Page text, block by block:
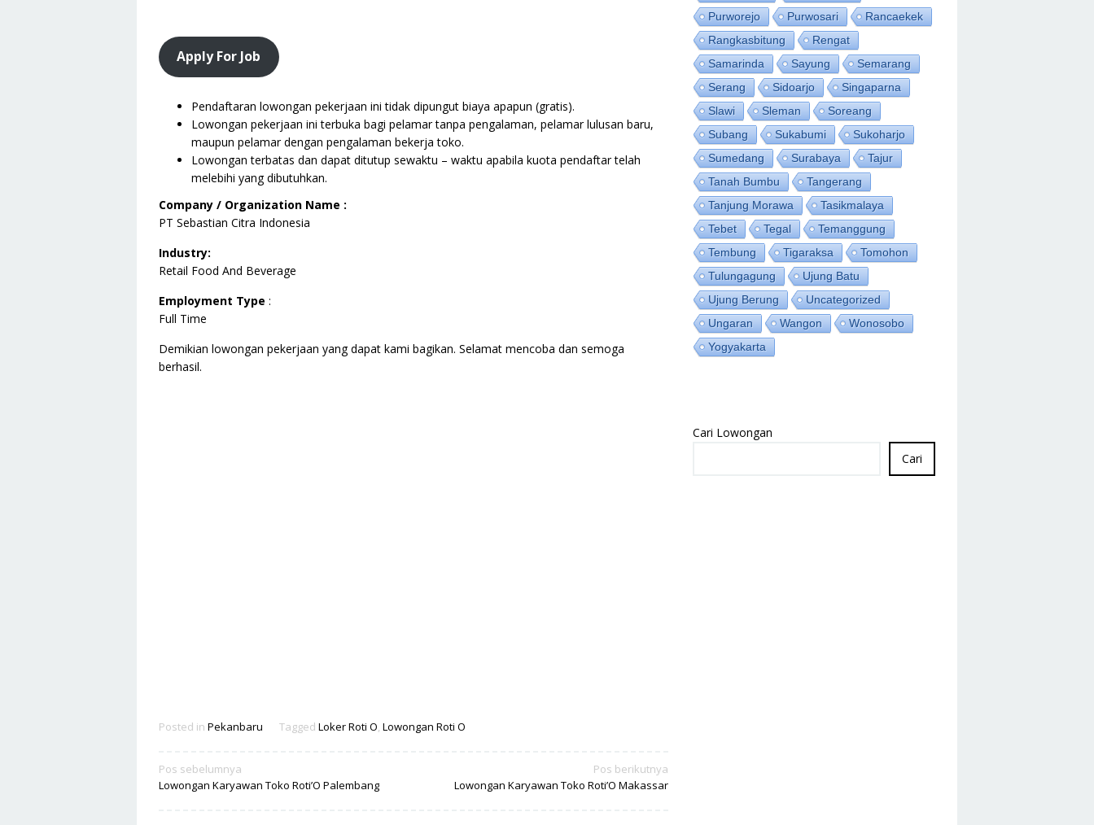
Apply For Job
Pendaftaran lowongan pekerjaan ini tidak dipungut biaya apapun (gratis).
Lowongan pekerjaan ini terbuka bagi pelamar tanpa pengalaman, pelamar lulusan baru,
maupun pelamar dengan pengalaman bekerja toko.
Lowongan terbatas dan dapat ditutup sewaktu – waktu apabila kuota pendaftar telah
melebihi yang dibutuhkan.
Company / Organization Name :
PT Sebastian Citra Indonesia
Industry:
Retail Food And Beverage
Employment Type :
Full Time
Demikian lowongan pekerjaan yang dapat kami bagikan. Selamat mencoba dan semoga
berhasil.
Posted in Pekanbaru Tagged Loker Roti O, Lowongan Roti O
Navigasi
pos
Pos sebelumnya
Lowongan Karyawan Toko Roti’O Palembang
Pos berikutnya
Lowongan Karyawan Toko Roti’O Makassar
Purworejo
Purwosari
Rancaekek
Rangkasbitung
Rengat
Samarinda
Sayung
Semarang
Serang
Sidoarjo
Singaparna
Slawi
Sleman
Soreang
Subang
Sukabumi
Sukoharjo
Sumedang
Surabaya
Tajur
Tanah Bumbu
Tangerang
Tanjung Morawa
Tasikmalaya
Tebet
Tegal
Temanggung
Tembung
Tigaraksa
Tomohon
Tulungagung
Ujung Batu
Ujung Berung
Uncategorized
Ungaran
Wangon
Wonosobo
Yogyakarta
Cari Lowongan
Cari